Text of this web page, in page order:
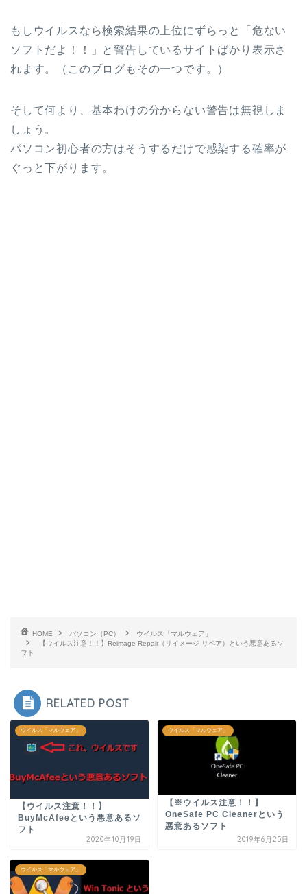
もしウイルスなら検索結果の上位にずらっと「危ない
ソフトだよ！！」と警告しているサイトばかり表示さ
れます。（このブログもその一つです。）
そして何より、基本わけの分からない警告は無視しま
しょう。
パソコン初心者の方はそうするだけで感染する確率が
ぐっと下がります。
HOME パソコン（PC）
ウイルス「マルウェア」
【ウイルス注意！！】Reimage Repair（リイメージ リペア）という悪意あるソ
フト
RELATED POST
ウイルス「マルウェア」
【ウイルス注意！！】
BuyMcAfeeという悪意あるソ
フト
2020年10月19日
ウイルス「マルウェア」
【※ウイルス注意！！】
OneSafe PC Cleanerという
悪意あるソフト
2019年6月25日
ウイルス「マルウェア」